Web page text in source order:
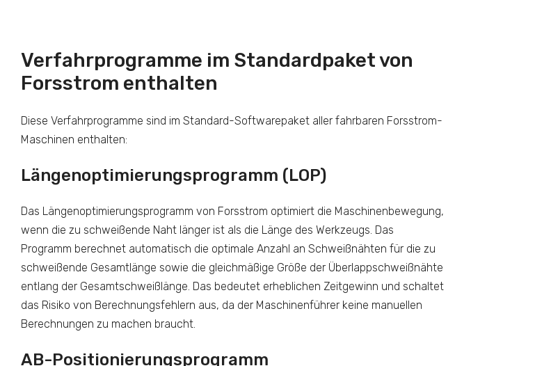
Verfahrprogramme im Standardpaket von
Forsstrom enthalten
Diese Verfahrprogramme sind im Standard-Softwarepaket aller fahrbaren Forsstrom-
Maschinen enthalten:
Längenoptimierungsprogramm (LOP)
Das Längenoptimierungsprogramm von Forsstrom optimiert die Maschinenbewegung,
wenn die zu schweißende Naht länger ist als die Länge des Werkzeugs. Das
Programm berechnet automatisch die optimale Anzahl an Schweißnähten für die zu
schweißende Gesamtlänge sowie die gleichmäßige Größe der Überlappschweißnähte
entlang der Gesamtschweißlänge. Das bedeutet erheblichen Zeitgewinn und schaltet
das Risiko von Berechnungsfehlern aus, da der Maschinenführer keine manuellen
Berechnungen zu machen braucht.
AB-Positionierungsprogramm